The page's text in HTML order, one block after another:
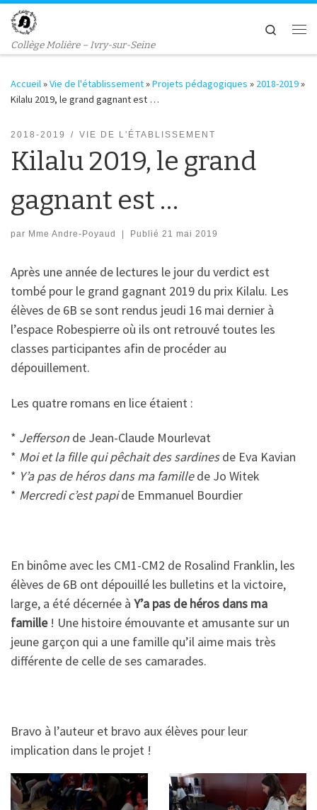
Passer au contenu
Collège Molière – Ivry-sur-Seine
Search
Accueil »Vie de l'établissement»Projets pédagogiques » 2018-2019»
Kilalu 2019, le grand gagnant est …
2018-2019 VIE DE L'ÉTABLISSEMENT
Kilalu 2019, le grand
gagnant est …
par Mme Andre-Poyaud Publié 21 mai 2019
Après une année de lectures le jour du verdict est
tombé pour le grand gagnant 2019 du prix Kilalu. Les
élèves de 6B se sont rendus jeudi 16 mai dernier à
l’espace Robespierre où ils ont retrouvé toutes les
classes participantes afin de procéder au
dépouillement.
Les quatre romans en lice étaient :
* Jefferson de Jean-Claude Mourlevat
* Moi et la fille qui pêchait des sardinesde Eva Kavian
* Y’a pas de héros dans ma famillede Jo Witek
* Mercredi c’est papide Emmanuel Bourdier
En binôme avec les CM1-CM2 de Rosalind Franklin, les
élèves de 6B ont dépouillé les bulletins et la victoire,
large, a été décernée à Y’a pas de héros dans ma
famille! Une histoire émouvante et amusante sur un
jeune garçon qui a une famille qu’il aime mais très
différente de celle de ses camarades.
Bravo à l’auteur et bravo aux élèves pour leur
implication dans le projet !